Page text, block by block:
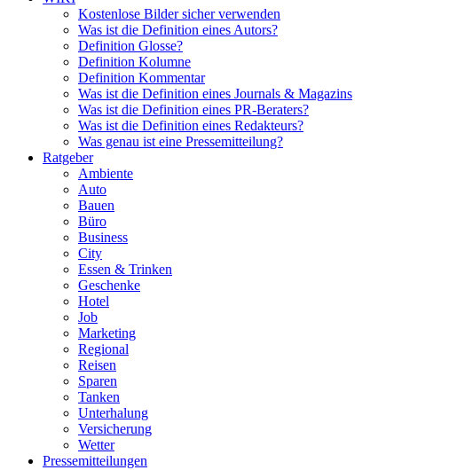
Kostenlose Bilder sicher verwenden
Was ist die Definition eines Autors?
Definition Glosse?
Definition Kolumne
Definition Kommentar
Was ist die Definition eines Journals & Magazins
Was ist die Definition eines PR-Beraters?
Was ist die Definition eines Redakteurs?
Was genau ist eine Pressemitteilung?
Ratgeber
Ambiente
Auto
Bauen
Büro
Business
City
Essen & Trinken
Geschenke
Hotel
Job
Marketing
Regional
Reisen
Sparen
Tanken
Unterhalung
Versicherung
Wetter
Pressemitteilungen